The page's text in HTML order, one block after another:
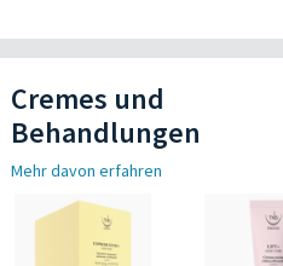
Cremes und
Behandlungen
Mehr davon erfahren